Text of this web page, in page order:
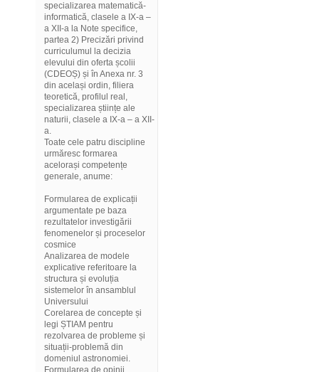
specializarea matematică-
informatică, clasele a IX-a –
a XII-a la Note specifice,
partea 2) Precizări privind
curriculumul la decizia
elevului din oferta școlii
(CDEOȘ) și în Anexa nr. 3
din același ordin, filiera
teoretică, profilul real,
specializarea științe ale
naturii, clasele a IX-a – a XII-
a.
Toate cele patru discipline
urmăresc formarea
acelorași competențe
generale, anume:
Formularea de explicații
argumentate pe baza
rezultatelor investigării
fenomenelor și proceselor
cosmice
Analizarea de modele
explicative referitoare la
structura și evoluția
sistemelor în ansamblul
Universului
Corelarea de concepte și
legi ȘTIAM pentru
rezolvarea de probleme și
situații-problemă din
domeniul astronomiei.
Formularea de opinii